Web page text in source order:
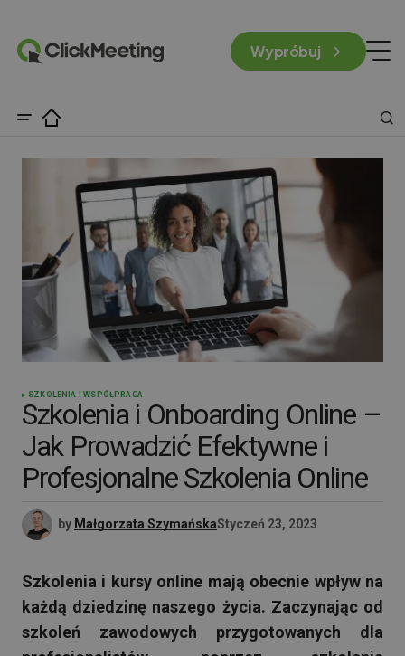
Wypróbuj
SZKOLENIA I WSPÓŁPRACA
Szkolenia i Onboarding Online –
Jak Prowadzić Efektywne i
Profesjonalne Szkolenia Online
by Małgorzata SzymańskaStyczeń 23, 2023
Szkolenia i kursy online mają obecnie wpływ na
każdą dziedzinę naszego życia. Zaczynając od
szkoleń zawodowych przygotowanych dla